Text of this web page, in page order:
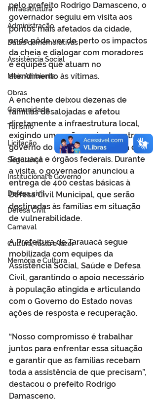
Infraestrutura
Administração
Datas comemorativas
Assistência Social
Meio Ambiente
Obras
Comunidade
Turismo
Licitação
Segurança
Institucional e Governo
Defesa cívil
Defesa Civil
Carnaval
Cultura, festa e lazer
Memória e Cultura
pelo prefeito Rodrigo Damasceno, o
governador seguiu em visita aos
pontos mais afetados da cidade,
onde pôde ver de perto os impactos
da cheia e dialogar com moradores
e equipes que atuam no
atendimento às vítimas.
A enchente deixou dezenas de
famílias desalojadas e afetou
diretamente a infraestrutura local,
exigindo uma ação conjunta entre o
governo do estado, a Prefeitura de
Tarauacá e órgãos federais. Durante
a visita, o governador anunciou a
entrega de 400 cestas básicas à
Defesa Civil Municipal, que serão
destinadas às famílias em situação
de vulnerabilidade.
A Prefeitura de Tarauacá segue
mobilizada com equipes da
Assistência Social, Saúde e Defesa
Civil, garantindo o apoio necessário
à população atingida e articulando
com o Governo do Estado novas
ações de resposta e recuperação.
“Nosso compromisso é trabalhar
juntos para enfrentar essa situação
e garantir que as famílias recebam
toda a assistência de que precisam”,
destacou o prefeito Rodrigo
Damasceno.